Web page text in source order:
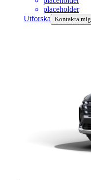
placeholder
Utforska Kontakta mig